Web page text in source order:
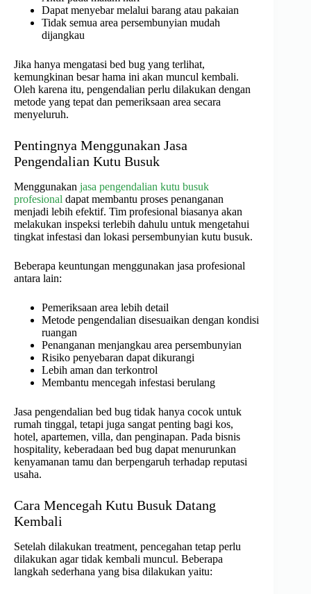
Dapat menyebar melalui barang atau pakaian
Tidak semua area persembunyian mudah
dijangkau
Jika hanya mengatasi bed bug yang terlihat,
kemungkinan besar hama ini akan muncul kembali.
Oleh karena itu, pengendalian perlu dilakukan dengan
metode yang tepat dan pemeriksaan area secara
menyeluruh.
Pentingnya Menggunakan Jasa
Pengendalian Kutu Busuk
Menggunakan jasa pengendalian kutu busuk
profesional dapat membantu proses penanganan
menjadi lebih efektif. Tim profesional biasanya akan
melakukan inspeksi terlebih dahulu untuk mengetahui
tingkat infestasi dan lokasi persembunyian kutu busuk.
Beberapa keuntungan menggunakan jasa profesional
antara lain:
Pemeriksaan area lebih detail
Metode pengendalian disesuaikan dengan kondisi
ruangan
Penanganan menjangkau area persembunyian
Risiko penyebaran dapat dikurangi
Lebih aman dan terkontrol
Membantu mencegah infestasi berulang
Jasa pengendalian bed bug tidak hanya cocok untuk
rumah tinggal, tetapi juga sangat penting bagi kos,
hotel, apartemen, villa, dan penginapan. Pada bisnis
hospitality, keberadaan bed bug dapat menurunkan
kenyamanan tamu dan berpengaruh terhadap reputasi
usaha.
Cara Mencegah Kutu Busuk Datang
Kembali
Setelah dilakukan treatment, pencegahan tetap perlu
dilakukan agar tidak kembali muncul. Beberapa
langkah sederhana yang bisa dilakukan yaitu: